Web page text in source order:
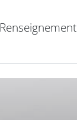
Renseignement